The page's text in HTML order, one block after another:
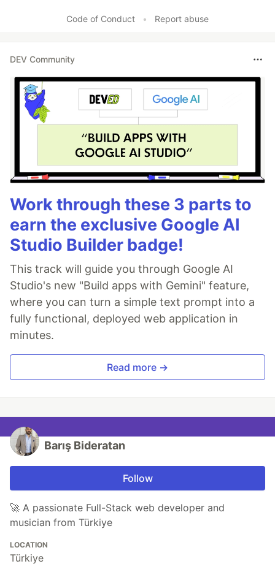
Code of Conduct • Report abuse
DEV Community
Work through these 3 parts to
earn the exclusive Google AI
Studio Builder badge!
This track will guide you through Google AI
Studio's new "Build apps with Gemini" feature,
where you can turn a simple text prompt into a
fully functional, deployed web application in
minutes.
Read more →
Barış Bideratan
Follow
🚀 A passionate Full-Stack web developer and
musician from Türkiye
LOCATION
Türkiye